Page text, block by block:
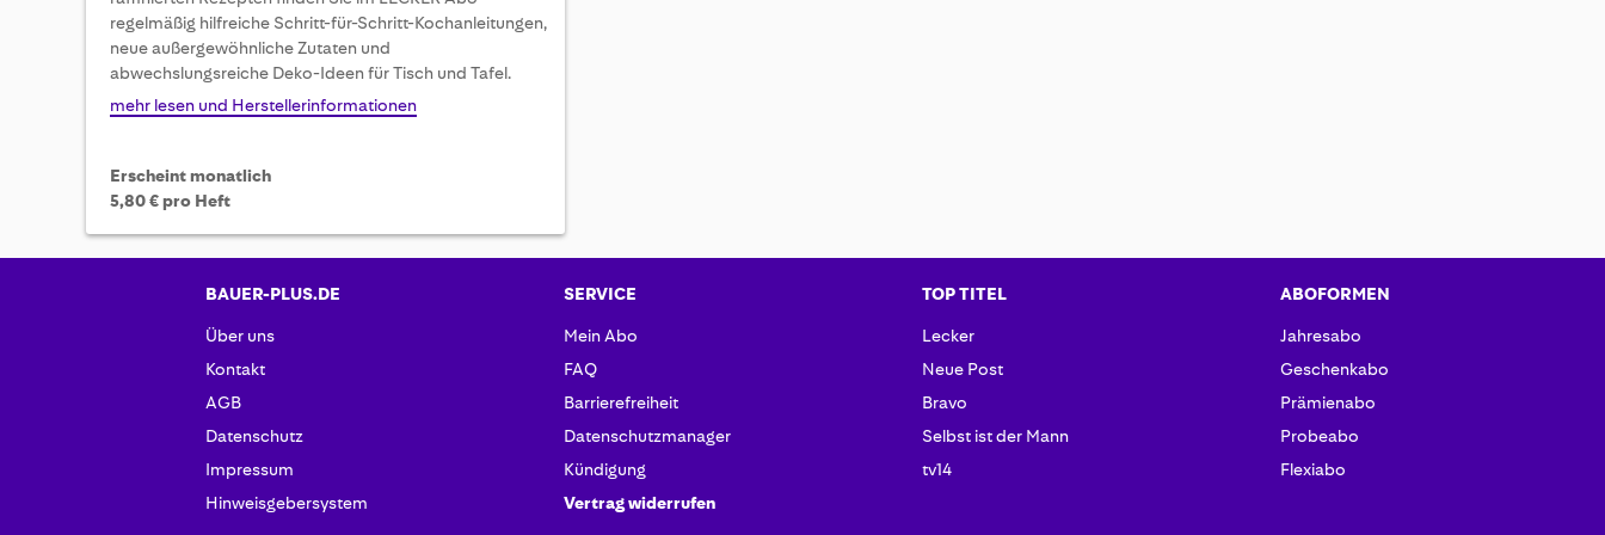
images
gallery
regelmäßig hilfreiche Schritt-für-Schritt-Kochanleitungen,
neue außergewöhnliche Zutaten und
abwechslungsreiche Deko-Ideen für Tisch und Tafel.
mehr lesen und Herstellerinformationen
Erscheint monatlich
5,80 € pro Heft
BAUER-PLUS.DE
Über uns
Kontakt
AGB
Datenschutz
Impressum
Hinweisgebersystem
SERVICE
Mein Abo
FAQ
Barrierefreiheit
Datenschutzmanager
Kündigung
Vertrag widerrufen
TOP TITEL
Lecker
Neue Post
Bravo
Selbst ist der Mann
tv14
ABOFORMEN
Jahresabo
Geschenkabo
Prämienabo
Probeabo
Flexiabo